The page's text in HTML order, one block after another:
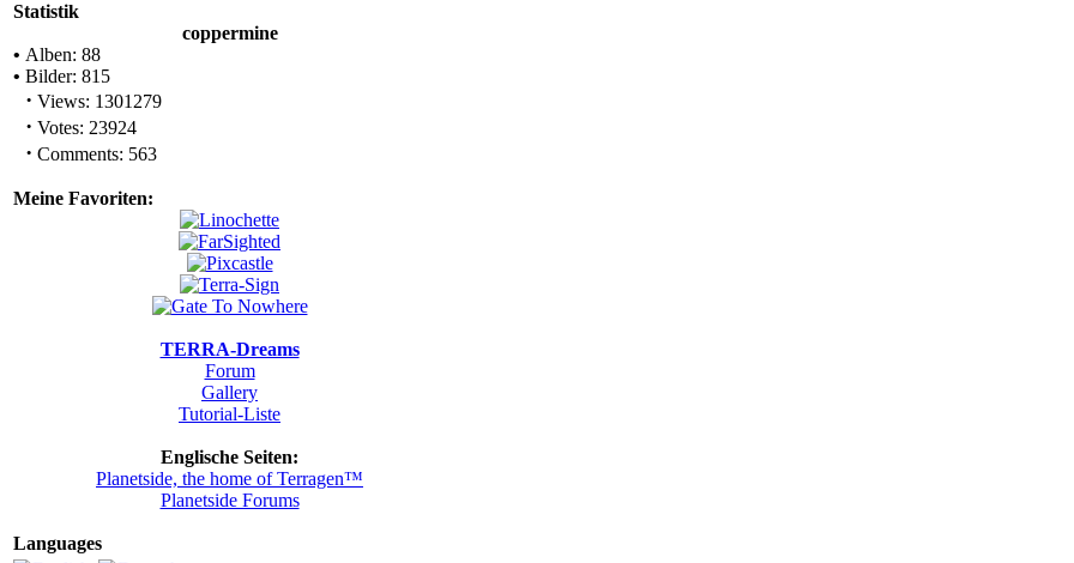
Statistik
coppermine
• Alben: 88
• Bilder: 815
· Views: 1301279
· Votes: 23924
· Comments: 563
Meine Favoriten:
TERRA-Dreams
Forum
Gallery
Tutorial-Liste
Englische Seiten:
Planetside, the home of Terragen™
Planetside Forums
Languages